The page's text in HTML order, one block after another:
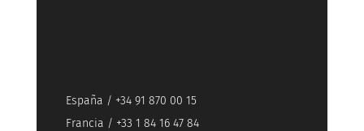
España / +34 91 870 00 15
Francia / +33 1 84 16 47 84